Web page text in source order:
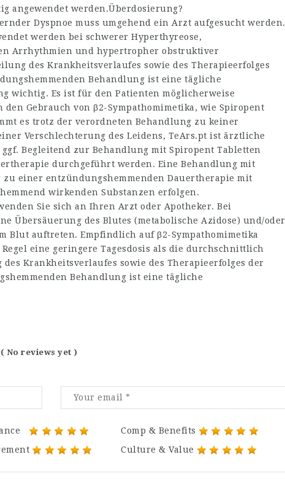
angewendet werden.Überdosierung?
Dyspnoe muss umgehend ein Arzt aufgesucht werden.
werden bei schwerer Hyperthyreose,
Arrhythmien und hypertropher obstruktiver
des Krankheitsverlaufes sowie des Therapieerfolges
Behandlung ist eine tägliche
wichtig. Es ist für den Patienten möglicherweise
Gebrauch von β2-Sympathomimetika, wie Spiropent
es trotz der verordneten Behandlung zu keiner
Verschlechterung des Leidens, TeArs.pt ist ärztliche
Begleitend zur Behandlung mit Spiropent Tabletten
durchgeführt werden. Eine Behandlung mit
einer entzündungshem­menden Dauertherapie mit
wirkenden Substanzen erfolgen.
Sie sich an Ihren Arzt oder Apotheker. Bei
Übersäuerung des Blutes (metabolische Azidose) und/oder
Blut auftreten. Empfindlich auf β2-Sympathomimetika
eine geringere Tagesdosis als die durchschnittlich
Krankheitsverlaufes sowie des Therapieerfolges der
Behandlung ist eine tägliche
( No reviews yet )
Comp & Benefits
Culture & Value